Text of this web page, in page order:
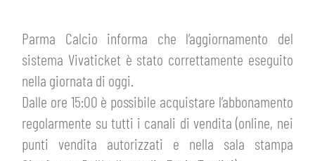
GIOVANILE MASCHILE
GIOVANILE FEMMINILE
FEMMINILE
HOSPITALITY
HOSPITALITY
MUSEUM CLUB EXPERIENCE
BIGLIETTI
ABBONAMENTI
SHOP
Parma Calcio informa che l’aggiornamento del
sistema Vivaticket è stato correttamente eseguito
nella giornata di oggi.
Dalle ore 15:00 è possibile acquistare l’abbonamento
regolarmente su tutti i canali di vendita (online, nei
punti vendita autorizzati e nella sala stampa